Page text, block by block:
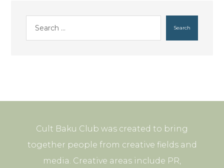
Search
Cult Baku Club was created to bring
together people from creative fields and
media. Creative areas include PR,